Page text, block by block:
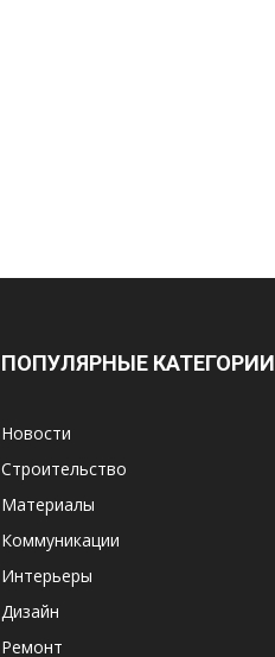
ПОПУЛЯРНЫЕ КАТЕГОРИИ
Новости
Строительство
Материалы
Коммуникации
Интерьеры
Дизайн
Ремонт